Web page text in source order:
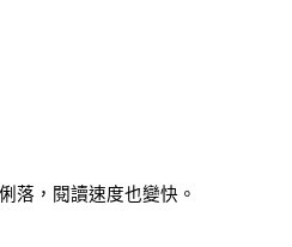
落，閱讀速度也變快。